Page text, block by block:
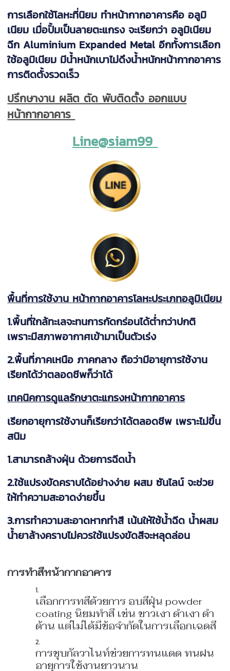
การเลือกใช้โลหะที่นิยม ทำหน้ากากอาคารคือ อลูมิ
เนียม เมื่อปั้มเป็นลายตะแกรง จะเรียกว่า อลูมิเนียม
ฉีก Aluminium Expanded Metal อีกทั้งการเลือก
ใช้อลูมิเนียม มีน้ำหนักเบาไม่ดึงน้ำหนักหน้ากากอาคาร
การติดตั้งรวดเร็ว
ปรึกษางาน ผลิต ตัด พับติดตั้ง ออกแบบ
หน้ากากอาคาร
Line@siam99
พื้นที่การใช้งาน หน้ากากอาคารโลหะประเภทอลูมิเนียม
1.พื้นที่ใกล้ทะเลจะทนการกัดกร่อนได้ต่ำกว่าปกติ
เพราะมีสภาพอากาศเข้ามาเป็นตัวเร่ง
2.พื้นที่ภาคเหนือ ภาคกลาง ถือว่ามีอายุการใช้งาน
เรียกได้ว่าตลอดชีพก็ว่าได้
เทคนิคการดูแลรักษาตะแกรงหน้ากากอาคาร
เรียกอายุการใช้งานก็เรียกว่าได้ตลอดชีพ เพราะไม่ขึ้น
สนิม
1.สามารถล้างฝุ่น ด้วยการฉีดน้ำ
2.ใช้แปรงขัดคราบได้อย่างง่าย ผสม ซันไลน์ จะช่วย
ให้ทำความสะอาดง่ายขึ้น
3.การทำความสะอาดหากทำสี เน้นให้ใช้น้ำฉีด น้ำผสม
น้ำยาล้างคราบไม่ควรใช้แปรงขัดสีจะหลุดล่อน
การทำสีหน้ากากอาคาร
เลือกการทสีด้วยการ อบสีฝุ่น powder
coating นิยมทำสี เช่น ขาวเงา ดำเงา ดำ
ด้าน แต่ไม่ได้มีข้อจำกัดในการเลือกเฉดสี
การชุบกัลวาไนท์ช่วยการทนแดด ทนฝน
อายุการใช้งานยาวนาน